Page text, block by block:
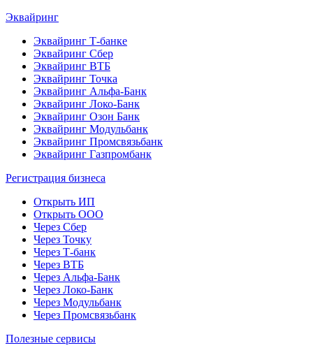
Эквайринг
Эквайринг Т-банке
Эквайринг Сбер
Эквайринг ВТБ
Эквайринг Точка
Эквайринг Альфа-Банк
Эквайринг Локо-Банк
Эквайринг Озон Банк
Эквайринг Модульбанк
Эквайринг Промсвязьбанк
Эквайринг Газпромбанк
Регистрация бизнеса
Открыть ИП
Открыть ООО
Через Сбер
Через Точку
Через Т-банк
Через ВТБ
Через Альфа-Банк
Через Локо-Банк
Через Модульбанк
Через Промсвязьбанк
Полезные сервисы